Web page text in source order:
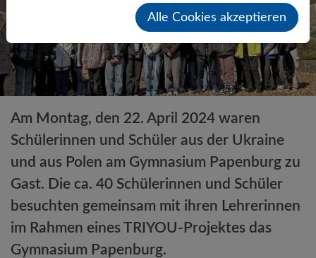
Am Montag, den 22. April 2024 waren
Schülerinnen und Schüler aus der Ukraine
und aus Polen am Gymnasium Papenburg zu
Gast. Die ca. 40 Schülerinnen und Schüler
besuchten gemeinsam mit ihren Lehrerinnen
im Rahmen eines TRIYOU-Projektes das
Gymnasium Papenburg.
Alle Cookies akzeptieren